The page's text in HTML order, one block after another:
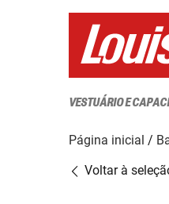
VESTUÁRIO E
Página inicial
Voltar à